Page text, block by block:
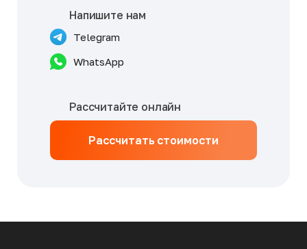
Напишите нам
Telegram
WhatsApp
Рассчитайте онлайн
Рассчитать стоимости